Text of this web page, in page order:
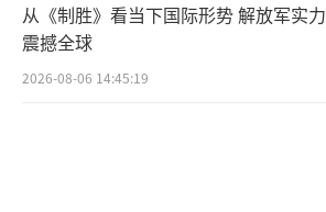
从《制胜》看当下国际形势 解放军实力
震撼全球
2026-08-06 14:45:19